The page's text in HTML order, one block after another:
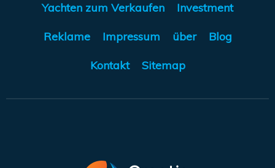
Yachten zum Verkaufen Investment
Reklame Impressum über Blog
Kontakt Sitemap